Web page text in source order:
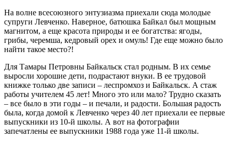
На волне всесоюзного энтузиазма приехали сюда молодые
супруги Левченко. Наверное, батюшка Байкал был мощным
магнитом, а еще красота природы и ее богатства: ягоды,
грибы, черемша, кедровый орех и омуль! Где еще можно было
найти такое место?!
Для Тамары Петровны Байкальск стал родным. В их семье
выросли хорошие дети, подрастают внуки. В ее трудовой
книжке только две записи – леспромхоз и Байкальск. А стаж
работы учителем 45 лет! Много это или мало? Трудно сказать
– все было в эти годы – и печали, и радости. Большая радость
была, когда домой к Левченко через 40 лет приехали ее первые
выпускники из 10-й школы. А вот на фотографии
запечатлены ее выпускники 1988 года уже 11-й школы.